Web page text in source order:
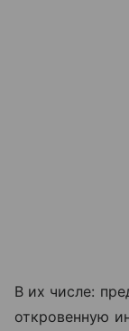
В их числе:
откровенную